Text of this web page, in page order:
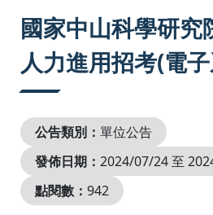
國家中山科學研究
人力進用招考(電
公告類別： 單位公告
發佈日期： 2024/07/24 至
點閱數： 942